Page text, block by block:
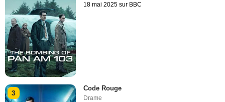
18 mai 2025 sur BBC
3
Code Rouge
Drame